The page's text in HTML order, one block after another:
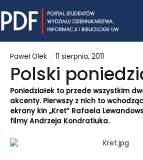
to
content
Paweł Olek 11 sierpnia, 2011
Polski
Poniedziałek to przede wszystkim
akcenty. Pierwszy z nich to
ekrany kin „Kret” Rafaela
filmy Andrzeja Kondratiuka.